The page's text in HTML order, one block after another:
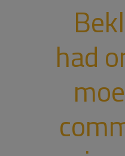
had